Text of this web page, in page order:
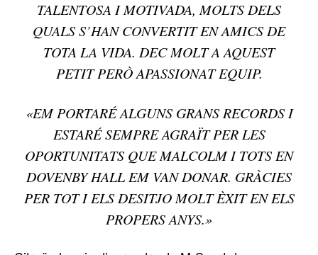
TALENTOSA I MOTIVADA, MOLTS DELS
QUALS S’HAN CONVERTIT EN AMICS DE
TOTA LA VIDA. DEC MOLT A AQUEST
PETIT PERÒ APASSIONAT EQUIP.
«EM PORTARÉ ALGUNS GRANS RECORDS I
ESTARÉ SEMPRE AGRAÏT PER LES
OPORTUNITATS QUE MALCOLM I TOTS EN
DOVENBY HALL EM VAN DONAR. GRÀCIES
PER TOT I ELS DESITJO MOLT ÈXIT EN ELS
PROPERS ANYS.»